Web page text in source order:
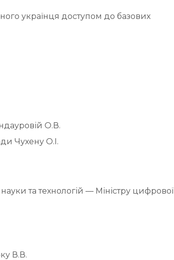
українця доступом до базових
О.В.
Чухену О.І.
та технологій — Міністру цифрової
В.В.